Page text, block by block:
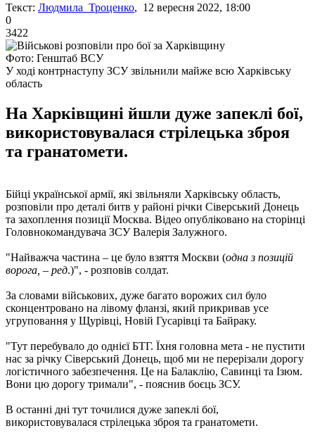
Текст: Людмила Троценко, 12 вересня 2022, 18:00
0
3422
Фото: Генштаб ВСУ
У ході контрнаступу ЗСУ звільнили майже всю Харківську
область
На Харківщині йшли дуже запеклі бої,
використовувалася стрілецька зброя
та гранатомети.
Бійці української армії, які звільняли Харківську область,
розповіли про деталі битв у районі річки Сіверський Донець
та захоплення позиції Москва. Відео опубліковано на сторінці
Головнокомандувача ЗСУ Валерія Залужного.
"Найважча частина – це було взяття Москви (одна з позицій
ворога, – ред.)", - розповів солдат.
За словами військових, дуже багато ворожих сил було
сконцентровано на лівому фланзі, який прикривав усе
угруповання у Щурівці, Новій Гусарівці та Байраку.
"Тут перебувало до однієї БТГ. Їхня головна мета - не пустити
нас за річку Сіверський Донець, щоб ми не перерізали дорогу
логістичного забезпечення. Це на Балаклію, Савинці та Ізюм.
Вони цю дорогу тримали", - пояснив боєць ЗСУ.
В останні дні тут точилися дуже запеклі бої,
використовувалася стрілецька зброя та гранатомети.